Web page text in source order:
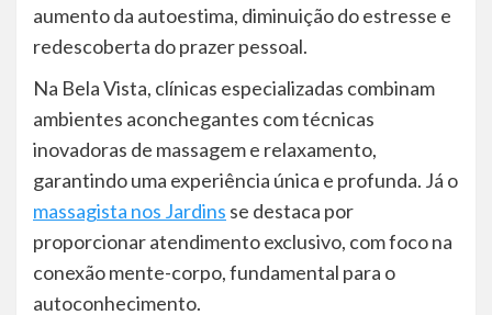
aumento da autoestima, diminuição do estresse e
redescoberta do prazer pessoal.
Na Bela Vista, clínicas especializadas combinam
ambientes aconchegantes com técnicas
inovadoras de massagem e relaxamento,
garantindo uma experiência única e profunda. Já o
massagista nos Jardins se destaca por
proporcionar atendimento exclusivo, com foco na
conexão mente-corpo, fundamental para o
autoconhecimento.